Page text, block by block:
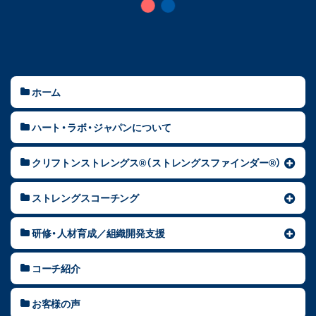
ホーム
ハート・ラボ・ジャパンについて
クリフトンストレングス®（ストレングスファインダー®）
ストレングスコーチング
研修・人材育成／組織開発支援
コーチ紹介
お客様の声